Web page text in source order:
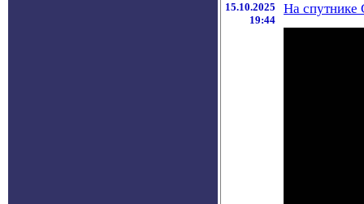
15.10.2025
19:44
На спутнике